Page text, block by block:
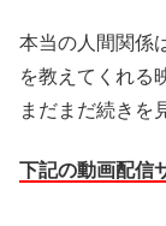
本当の人間関係
を教えてくれる
まだまだ続きを
下記の動画配信